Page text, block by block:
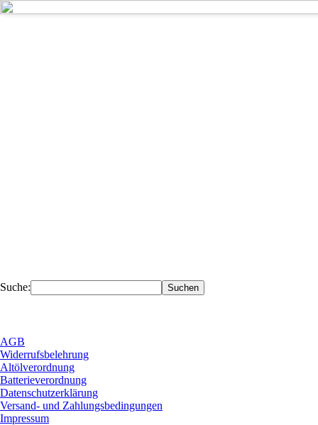
Suche:
AGB
Widerrufsbelehrung
Altölverordnung
Batterieverordnung
Datenschutzerklärung
Versand- und Zahlungsbedingungen
Impressum